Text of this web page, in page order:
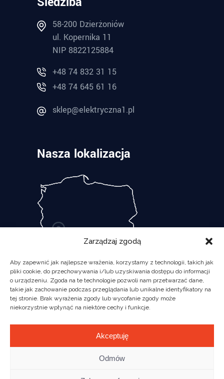
Zarządzaj zgodą
Aby zapewnić jak najlepsze wrażenia, korzystamy z technologii, takich jak
pliki cookie, do przechowywania i/lub uzyskiwania dostępu do informacji
o urządzeniu. Zgoda na te technologie pozwoli nam przetwarzać dane,
takie jak zachowanie podczas przeglądania lub unikalne identyfikatory na
tej stronie. Brak wyrażenia zgody lub wycofanie zgody może
niekorzystnie wpłynąć na niektóre cechy i funkcje.
Akceptuję
Odmów
58-200 Dzierżoniów
ul. Kopernika 11
NIP 8822125884
+48 74 832 31 15
+48 74 645 61 16
sklep@elektryczna1.pl
Nasza lokalizacja